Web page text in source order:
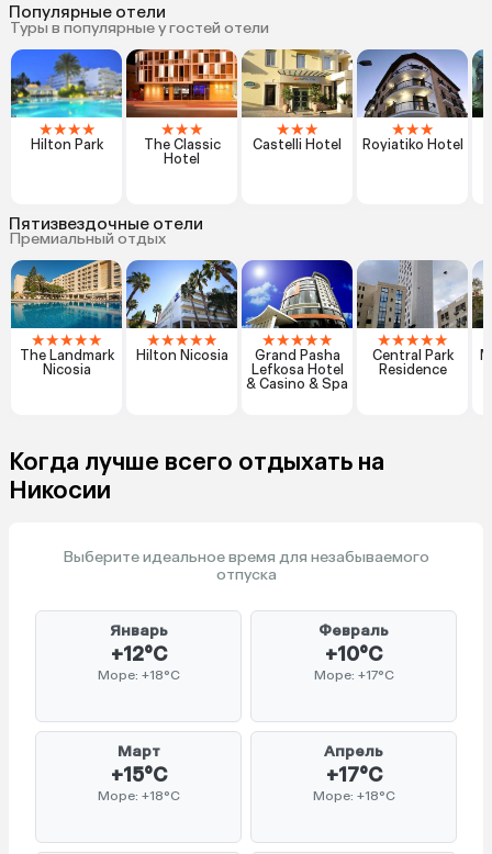
Популярные отели
Туры в популярные у гостей отели
★★★★
Hilton Park
★★★
The Classic
Hotel
★★★
Castelli Hotel
★★★
Royiatiko Hotel
Пятизвездочные отели
Премиальный отдых
★★★★★
The Landmark
Nicosia
★★★★★
Hilton Nicosia
★★★★★
Grand Pasha
Lefkosa Hotel
& Casino & Spa
★★★★★
Central Park
Residence
Когда лучше всего отдыхать на
Никосии
Выберите идеальное время для незабываемого
отпуска
Январь
+12°C
Море: +18°C
Февраль
+10°C
Море: +17°C
Март
+15°C
Море: +18°C
Апрель
+17°C
Море: +18°C